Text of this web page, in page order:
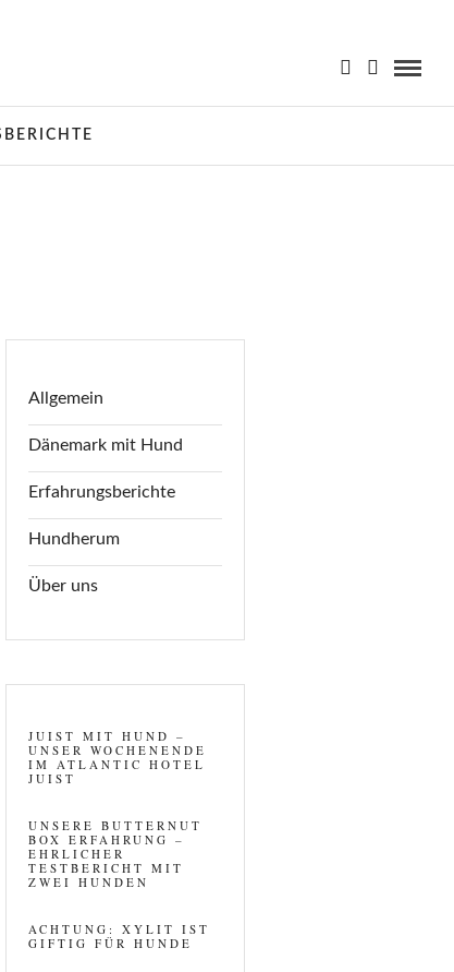
Allgemein
Dänemark mit Hund
Erfahrungsberichte
Hundherum
Über uns
JUIST MIT HUND –
UNSER WOCHENENDE
IM ATLANTIC HOTEL
JUIST
UNSERE BUTTERNUT
BOX ERFAHRUNG –
EHRLICHER
TESTBERICHT MIT
ZWEI HUNDEN
ACHTUNG: XYLIT IST
GIFTIG FÜR HUNDE